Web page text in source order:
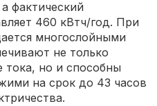
фактический
460 кВтч/год. При
многослойными
не только
тока, но и способны
на срок до 43 часов